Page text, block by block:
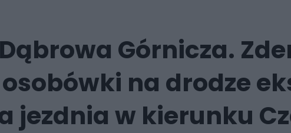
Górnicza.
na drodze
jezdnia w kierunku